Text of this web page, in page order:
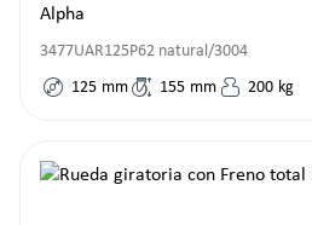
Alpha
3477UAR125P62 natural/3004
125 mm 155 mm 200 kg